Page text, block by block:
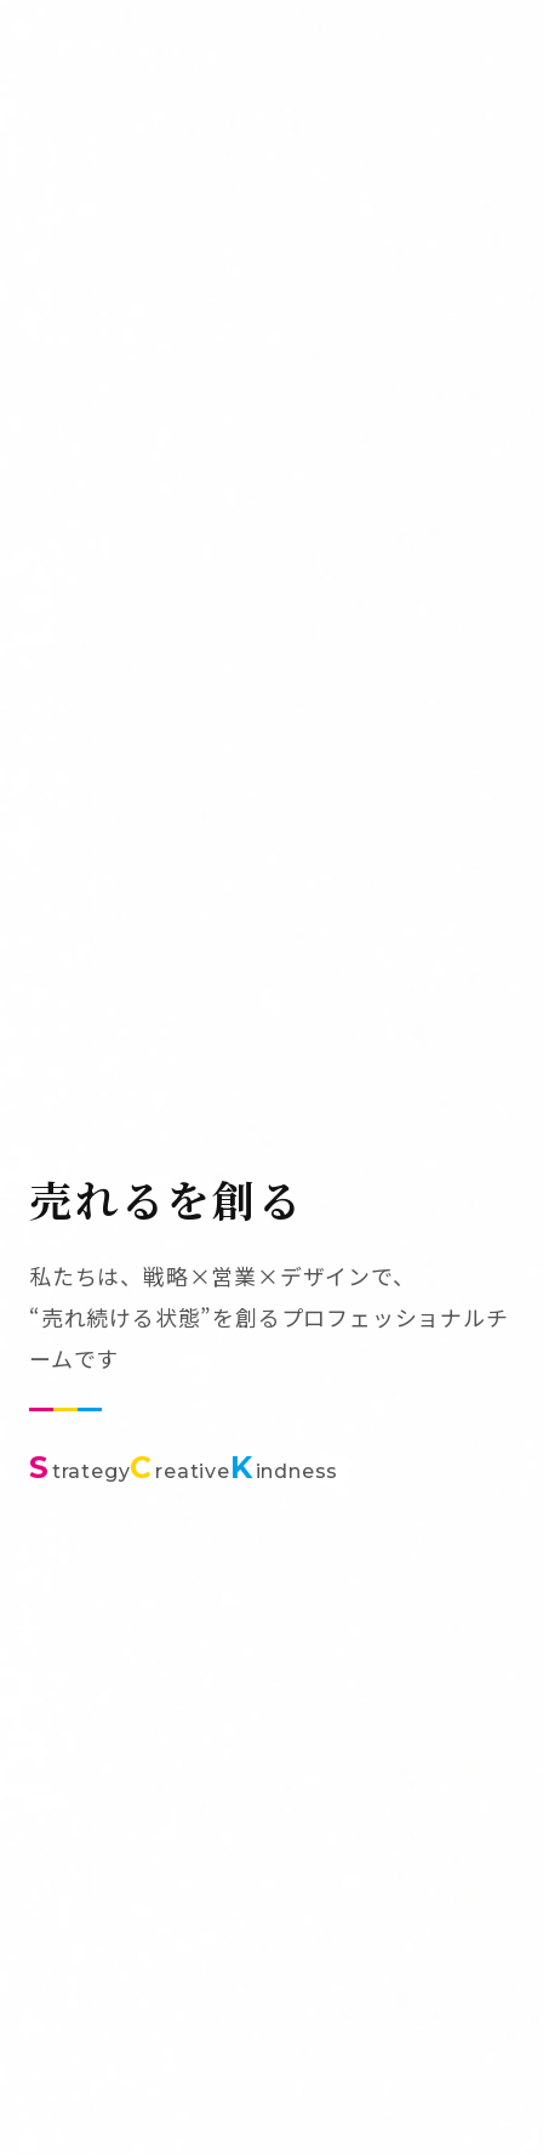
売れるを創る
私たちは、戦略×営業×デザインで、
“売れ続ける状態”を創るプロフェッショナルチ
ームです
S trategyC reativeKindness